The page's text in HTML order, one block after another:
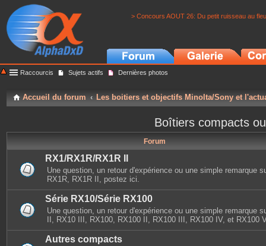
> Concours AOUT 26: Du petit ruisseau au
Raccourcis Sujets actifs Dernières photos
Accueil du forum Les boitiers et objectifs Minolta/Sony et
Boîtiers compacts
Forum
RX1/RX1R/RX1R II
Une question, un retour d'expérience ou une simple remarque
RX1R, RX1R II, postez ici.
Série RX10/Série RX100
Une question, un retour d'expérience ou une simple remarque
II, RX10 III, RX100, RX100 II, RX100 III, RX100 IV, et RX100
Autres compacts